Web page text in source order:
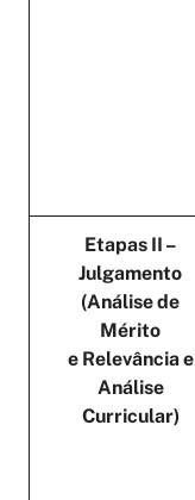
Etapas II –
Julgamento
(Análise de
Mérito
e Relevância e
Análise
Curricular)